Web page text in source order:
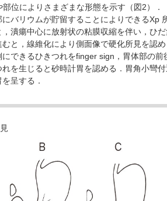
位によりさまざまな形態を示す（図2）．
バリウムが貯留することによりできるXp
潰瘍中心に放射状の粘膜収縮を伴い，ひ
と，線維化により側面像で硬化所見を認
にできるひきつれをfinger sign，胃体部の
れを生じると砂時計胃を認める．胃角小彎
呈する．